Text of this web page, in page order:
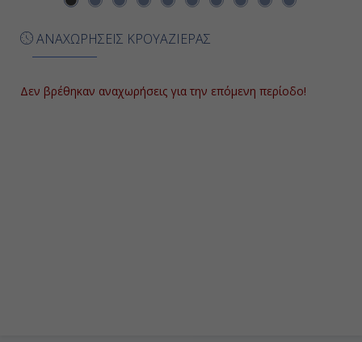
Βιλφράνς, Γαλλία
ΑΝΑΧΩΡΗΣΕΙΣ ΚΡΟΥΑΖΙΕΡΑΣ
Δεν βρέθηκαν αναχωρήσεις για την επόμενη περίοδο!